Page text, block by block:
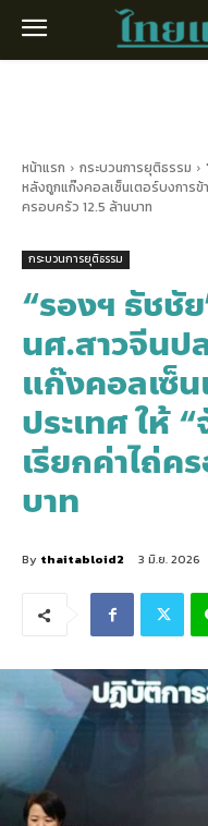
หน้าแรก กระบวนการยุติธรรม
หลังถูกแก๊งคอลเซ็นเตอร์บงการข้
ครอบครัว 12.5 ล้านบาท
กระบวนการยุติธรรม
“รองฯ ธัชชั
นศ.สาวจีน
แก๊งคอลเซ็น
ประเทศ ให้
เรียกค่าไถ่ค
บาท
By thaitabloid2 3 มิ.ย. 2026